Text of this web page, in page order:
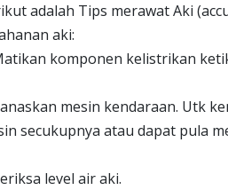
adalah Tips merawat Aki
aki:
komponen kelistrikan
mesin kendaraan. Utk
secukupnya atau dapat pula
level air aki.